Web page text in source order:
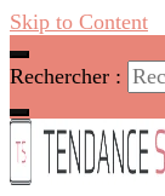
Skip to Content
Rechercher :